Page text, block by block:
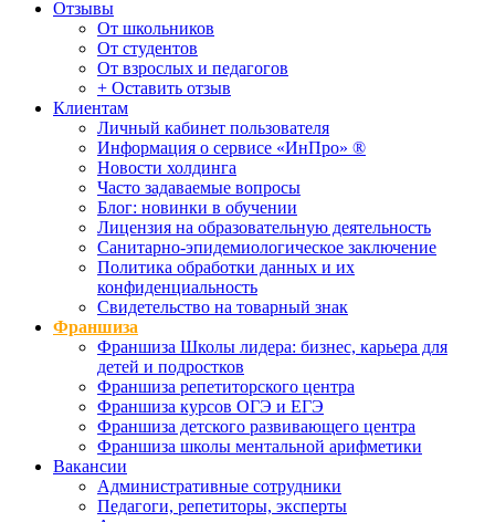
Отзывы
От школьников
От студентов
От взрослых и педагогов
+ Оставить отзыв
Клиентам
Личный кабинет пользователя
Информация о сервисе «ИнПро» ®
Новости холдинга
Часто задаваемые вопросы
Блог: новинки в обучении
Лицензия на образовательную деятельность
Санитарно-эпидемиологическое заключение
Политика обработки данных и их
конфиденциальность
Свидетельство на товарный знак
Франшиза
Франшиза Школы лидера: бизнес, карьера для
детей и подростков
Франшиза репетиторского центра
Франшиза курсов ОГЭ и ЕГЭ
Франшиза детского развивающего центра
Франшиза школы ментальной арифметики
Вакансии
Административные сотрудники
Педагоги, репетиторы, эксперты